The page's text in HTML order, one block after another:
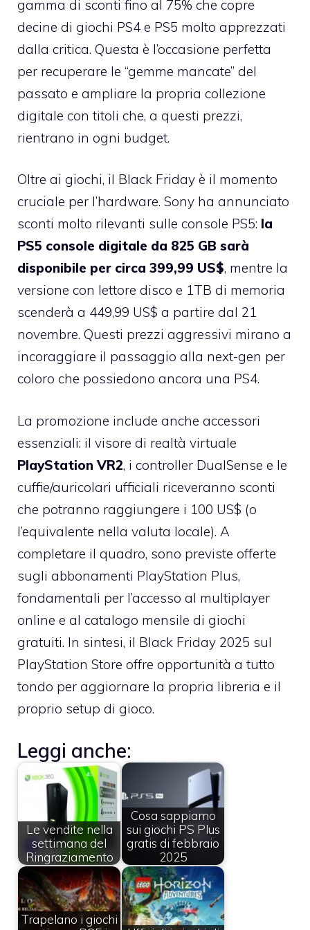
gamma di sconti fino al 75% che copre
decine di giochi PS4 e PS5 molto apprezzati
dalla critica. Questa è l’occasione perfetta
per recuperare le “gemme mancate” del
passato e ampliare la propria collezione
digitale con titoli che, a questi prezzi,
rientrano in ogni budget.
Oltre ai giochi, il Black Friday è il momento
cruciale per l’hardware. Sony ha annunciato
sconti molto rilevanti sulle console PS5: la
PS5 console digitale da 825 GB sarà
disponibile per circa 399,99 US$, mentre la
versione con lettore disco e 1TB di memoria
scenderà a 449,99 US$ a partire dal 21
novembre. Questi prezzi aggressivi mirano a
incoraggiare il passaggio alla next-gen per
coloro che possiedono ancora una PS4.
La promozione include anche accessori
essenziali: il visore di realtà virtuale
PlayStation VR2, i controller DualSense e le
cuffie/auricolari ufficiali riceveranno sconti
che potranno raggiungere i 100 US$ (o
l’equivalente nella valuta locale). A
completare il quadro, sono previste offerte
sugli abbonamenti PlayStation Plus,
fondamentali per l’accesso al multiplayer
online e al catalogo mensile di giochi
gratuiti. In sintesi, il Black Friday 2025 sul
PlayStation Store offre opportunità a tutto
tondo per aggiornare la propria libreria e il
proprio setup di gioco.
Leggi anche:
Le vendite nella
settimana del
Ringraziamento
Cosa sappiamo
sui giochi PS Plus
gratis di febbraio
2025
Trapelano i giochi